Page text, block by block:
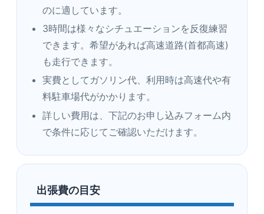
のに適しています。
3時間は様々なシチュエーションを反復練習
できます。希望があれば高速道路(首都高速)
も走行できます。
実費としてガソリン代、利用時は高速代や有
料駐車場代がかかります。
詳しい費用は、下記のお申し込みフォーム内
で条件に応じてご確認いただけます。
出張費の目安